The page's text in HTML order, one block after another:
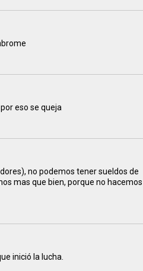
eso se queja
no podemos tener sueldos de
mas que bien, porque no hacemos
inició la lucha.